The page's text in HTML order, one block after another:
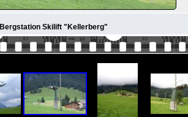
Bergstation Skilift "Kellerberg"